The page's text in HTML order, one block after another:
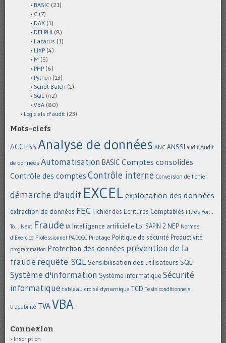
BASIC (21)
C (7)
DAX (1)
DELPHI (8)
Lazarus (1)
LIXP (4)
M (5)
PHP (6)
Python (13)
Script Batch (1)
SQL (42)
VBA (80)
Logiciels d'audit (23)
Mots-clefs
ACCESS Analyse de données ANC ANSSI audit Audit
de données Automatisation BASIC Comptes consolidés
Contrôle des comptes Contrôle interne Conversion de fichier
démarche d'audit EXCEL exploitation des données
extraction de données FEC Fichier des Ecritures Comptables filtres For...
To... Next Fraude IA Intelligence artificielle Loi SAPIN 2 NEP Normes
d'Exercice Professionnel PADoCC Piratage Politique de sécurité Productivité
programmation Protection des données prévention de la
fraude requête SQL Sensibilisation des utilisateurs SQL
Système d'information Système informatique Sécurité
informatique tableau croisé dynamique TCD Tests conditionnels
traçabilité TVAVBA
Connexion
Inscription